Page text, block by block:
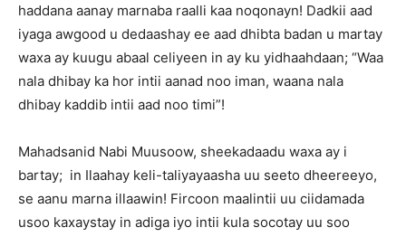
haddana aanay marnaba raalli kaa noqonayn! Dadkii aad
iyaga awgood u dedaashay ee aad dhibta badan u martay
waxa ay kuugu abaal celiyeen in ay ku yidhaahdaan; “Waa
nala dhibay ka hor intii aanad noo iman, waana nala
dhibay kaddib intii aad noo timi”!
Mahadsanid Nabi Muusoow, sheekadaadu waxa ay i
bartay; in Ilaahay keli-taliyayaasha uu seeto dheereeyo,
se aanu marna illaawin! Fircoon maalintii uu ciidamada
usoo kaxaystay in adiga iyo intii kula socotay uu soo